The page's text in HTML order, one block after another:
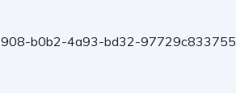
b0b2-4a93-bd32-97729c833755